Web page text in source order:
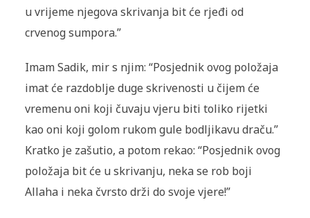
u vrijeme njegova skrivanja bit će rjeđi od
crvenog sumpora.”
Imam Sadik, mir s njim: “Posjednik ovog položaja
imat će razdoblje duge skrivenosti u čijem će
vremenu oni koji čuvaju vjeru biti toliko rijetki
kao oni koji golom rukom gule bodljikavu draču.”
Kratko je zašutio, a potom rekao: “Posjednik ovog
položaja bit će u skrivanju, neka se rob boji
Allaha i neka čvrsto drži do svoje vjere!”